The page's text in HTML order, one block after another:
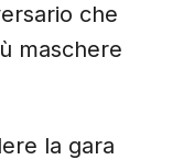
che
maschere
la gara